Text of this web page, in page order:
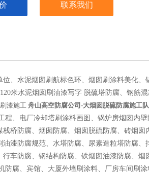
联系我们
、水泥烟囱刷航标色环、烟囱刷涂料美化、
米水泥烟囱刷油漆写字 脱硫塔防腐、钢筋
漆施工 舟山高空防腐公司-大烟囱脱硫防腐施工队
、电厂冷却塔刷涂料画图、锅炉房烟囱内壁
桥防腐、烟囱防腐、烟囱脱硫防腐、砖烟囱
漆防腐规范、水塔防腐、尿素造粒塔防腐、
车防腐、钢结构防腐、铁烟囱油漆防腐、烟
腐、宾馆、大厦外墙刷涂料、厂房车间刷涂